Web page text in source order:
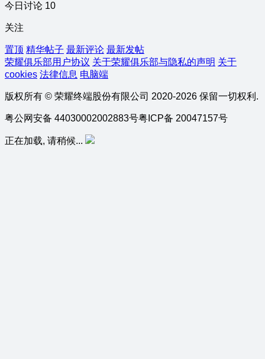
今日讨论 10
关注
置顶 精华帖子 最新评论 最新发帖
荣耀俱乐部用户协议 关于荣耀俱乐部与隐私的声明 关于
cookies 法律信息 电脑端
版权所有 © 荣耀终端股份有限公司 2020-2026 保留一切权利.
粤公网安备 44030002002883号粤ICP备 20047157号
正在加载, 请稍候...